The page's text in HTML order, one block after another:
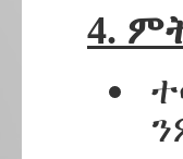
4.